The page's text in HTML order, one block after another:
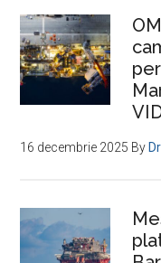
16 decembrie 2025 By